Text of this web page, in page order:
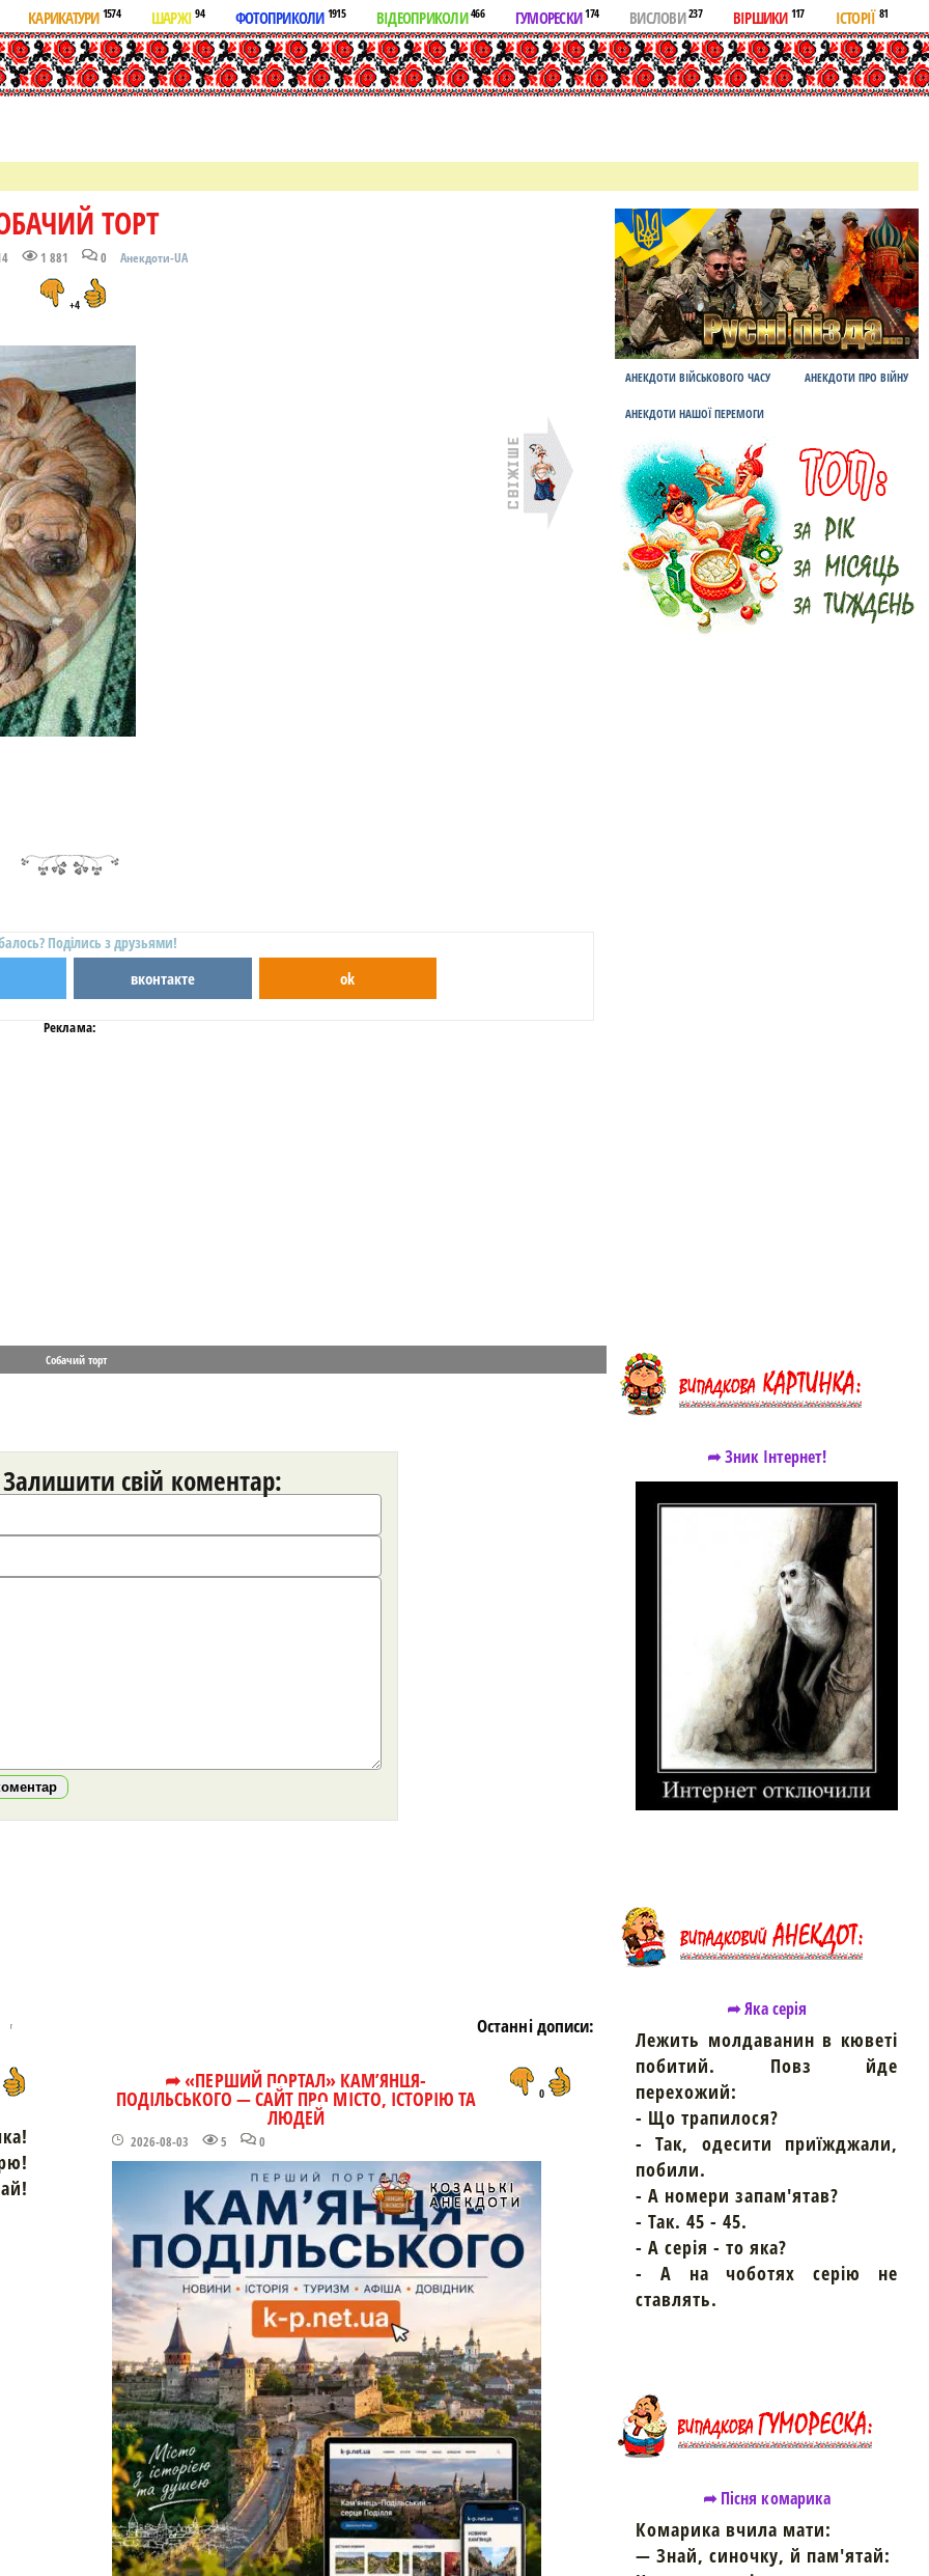
КАРИКАТУРИ 1574 ШАРЖІ94 ФОТОПРИКОЛИ 1915 ВІДЕОПРИКОЛИ466 ГУМОРЕСКИ174 ВИСЛОВИ237 ВІРШИКИ 117 ІСТОРІЇ 81
ТОРТ
1 881 0 Анекдоти-UA
+4
Поділись з друзьями!
вконтакте ok
Реклама:
Собачий торт
Залишити свій коментар:
Останні дописи:
➦ «ПЕРШИЙ ПОРТАЛ» КАМ’ЯНЦЯ-
ПОДІЛЬСЬКОГО — САЙТ ПРО МІСТО, ІСТОРІЮ ТА
ЛЮДЕЙ
2026-08-03 5 0
0
АНЕКДОТИ ВІЙСЬКОВОГО ЧАСУ АНЕКДОТИ ПРО ВІЙНУ
АНЕКДОТИ НАШОЇ ПЕРЕМОГИ
➦ Зник Інтернет!
➦ Яка серія
Лежить молдаванин в кюветі
побитий. Повз йде
перехожий:
- Що трапилося?
- Так, одесити приїжджали,
побили.
- А номери запам'ятав?
- Так. 45 - 45.
- А серія - то яка?
- А на чоботях серію не
ставлять.
➦ Пісня комарика
Комарика вчила мати:
— Знай, синочку, й пам'ятай: